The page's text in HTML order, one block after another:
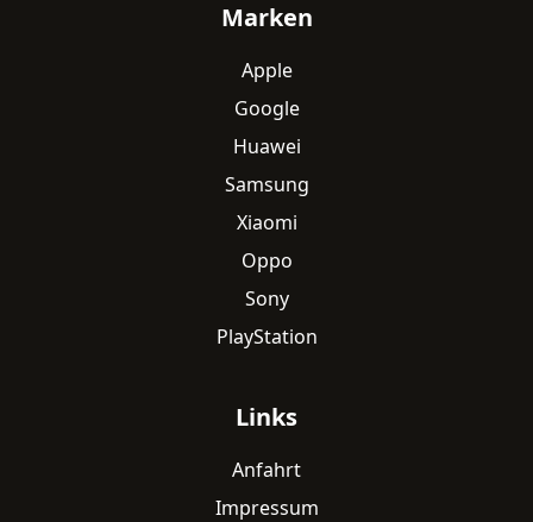
Marken
Apple
Google
Huawei
Samsung
Xiaomi
Oppo
Sony
PlayStation
Links
Anfahrt
Impressum